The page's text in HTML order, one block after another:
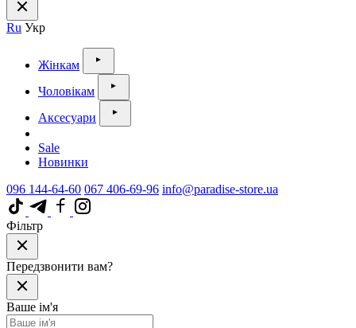
Ru Укр
Жінкам
Чоловікам
Аксесуари
Sale
Новинки
096 144-64-60 067 406-69-96 info@paradise-store.ua
Фільтр
Передзвонити вам?
Ваше ім'я